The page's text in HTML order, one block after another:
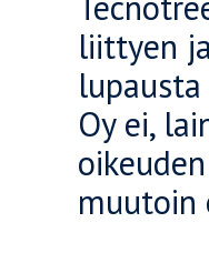
liittyen
Oy ei,
muutoin